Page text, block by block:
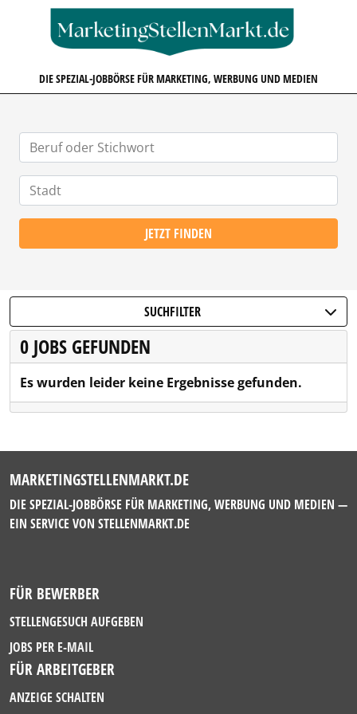
DIE SPEZIAL-JOBBÖRSE FÜR MARKETING, WERBUNG UND MEDIEN
JETZT FINDEN
SUCHFILTER
0 JOBS GEFUNDEN
Es wurden leider keine Ergebnisse gefunden.
MARKETINGSTELLENMARKT.DE
DIE SPEZIAL-JOBBÖRSE FÜR MARKETING, WERBUNG UND MEDIEN —
EIN SERVICE VON STELLENMARKT.DE
FÜR BEWERBER
STELLENGESUCH AUFGEBEN
JOBS PER E-MAIL
FÜR ARBEITGEBER
ANZEIGE SCHALTEN